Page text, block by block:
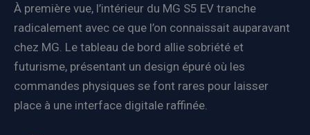
À première vue, l’intérieur du MG S5 EV tranche
radicalement avec ce que l’on connaissait auparavant
chez MG. Le tableau de bord allie sobriété et
futurisme, présentant un design épuré où les
commandes physiques se font rares pour laisser
place à une interface digitale raffinée.